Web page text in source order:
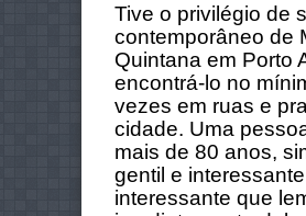
Tive o privilégio de
contemporâneo de
Quintana em Porto
encontrá-lo no
vezes em ruas e
cidade. Uma
mais de 80 anos,
gentil e
interessante que